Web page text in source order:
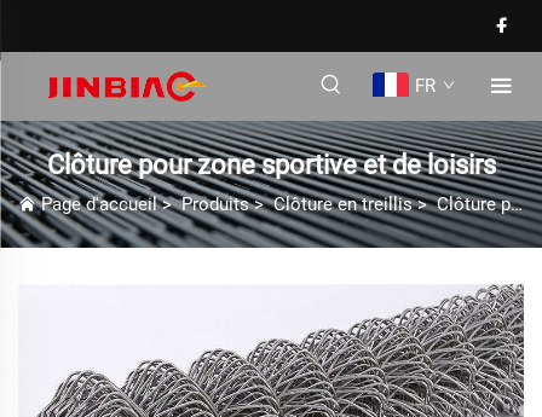
FR
Clôture pour zone sportive et de loisirs
Page d'accueil>Produits>Clôture en treillis>Clôture pour zone sportive et de loisirs